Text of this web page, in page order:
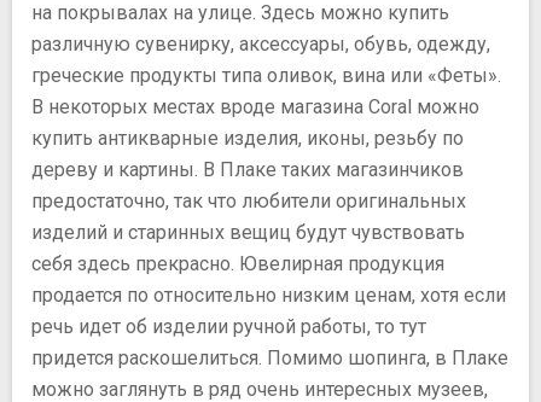
на покрывалах на улице. Здесь можно купить
различную сувенирку, аксессуары, обувь, одежду,
греческие продукты типа оливок, вина или «Феты».
В некоторых местах вроде магазина Coral можно
купить антикварные изделия, иконы, резьбу по
дереву и картины. В Плаке таких магазинчиков
предостаточно, так что любители оригинальных
изделий и старинных вещиц будут чувствовать
себя здесь прекрасно. Ювелирная продукция
продается по относительно низким ценам, хотя если
речь идет об изделии ручной работы, то тут
придется раскошелиться. Помимо шопинга, в Плаке
можно заглянуть в ряд очень интересных музеев,